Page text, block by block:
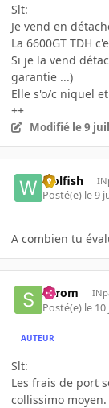
Slt:
Je vend en
La 6600GT TDH
Si je la vend
garantie ...)
Elle s'o/c niquel
++
Modifié le 9
wolfish
Posté(e) le 9
A combien tu
Serom
Posté(e) le
AUTEUR
Slt:
Les frais de port
collissimo moyen.